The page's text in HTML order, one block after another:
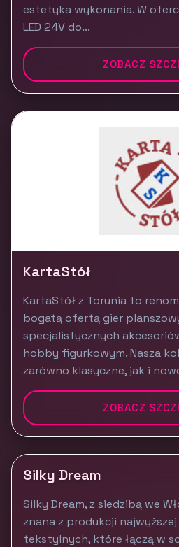
estetyka wykonania. W
LED 24V do...
ZOBACZ
KartaStół
KartaStół z Torunia to
bogatą ofertą gier
specjalistycznych
hobby figurkowym. Nasza
zarówno klasyczne, jak i
ZOBACZ
Silky Dream
Silky Dream, z siedzibą we
znana z produkcji
tekstylnych, które łączą w